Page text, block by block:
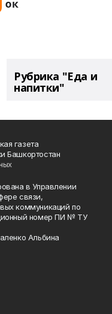
Рубрика "Еда и
напитки"
газета
Башкортостан
в Управлении
связи,
коммуникаций по
номер ПИ № ТУ
Альбина